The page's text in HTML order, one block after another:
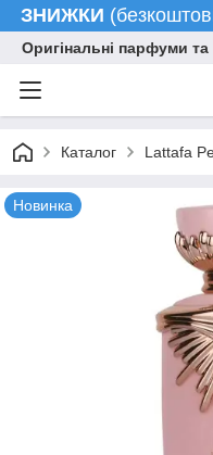
ЗНИЖКИ
Оригінальні парфуми
Каталог Lattafa
Новинка